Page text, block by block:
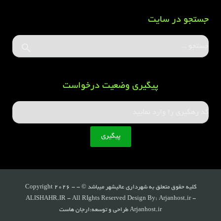
جستجو در سایت
پیگیری وضعیت درخواست
کلیه حقوق متعلق به شهرداری عالیشهر میباشد © - Copyright 2026 -
ALISHAHR.IR - All RIghts Reserved Design By: Arjanhost.ir -
Arjanhost.ir طراحی و توسعه:ارجان هاست